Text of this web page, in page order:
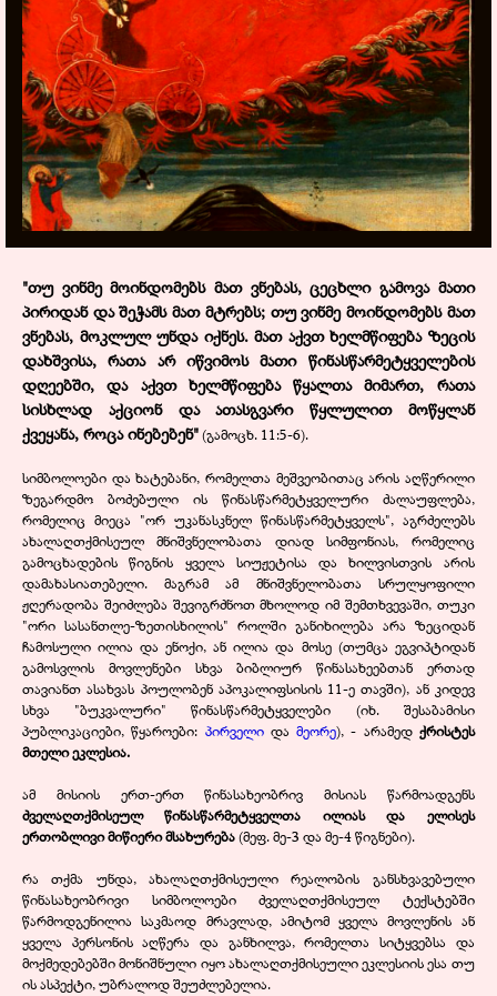
"თუ ვინმე მოინდომებს მათ ვნებას, ცეცხლი გამოვა მათი
პირიდან და შეჭამს მათ მტრებს; თუ ვინმე მოინდომებს მათ
ვნებას, მოკლულ უნდა იქნეს. მათ აქვთ ხელმწიფება ზეცის
დახშვისა, რათა არ იწვიმოს მათი წინასწარმეტყველების
დღეებში, და აქვთ ხელმწიფება წყალთა მიმართ, რათა
სისხლად აქციონ და ათასგვარი წყლულით მოწყლან
ქვეყანა, როცა ინებებენ"(გამოცხ. 11:5-6).
სიმბოლოები და ხატებანი, რომელთა მეშვეობითაც არის აღწერილი
ზეგარდმო ბოძებული ის წინასწარმეტყველური ძალაუფლება,
რომელიც მიეცა "ორ უკანასკნელ წინასწარმეტყველს", აგრძელებს
ახალაღთქმისეულ მნიშვნელობათა დიად სიმფონიას, რომელიც
გამოცხადების წიგნის ყველა სიუჟეტისა და ხილვისთვის არის
დამახასიათებელი. მაგრამ ამ მნიშვნელობათა სრულყოფილი
ჟღერადობა შეიძლება შევიგრძნოთ მხოლოდ იმ შემთხვევაში, თუკი
"ორი სასანთლე-ზეთისხილის" როლში განიხილება არა ზეციდან
ჩამოსული ილია და ენოქი, ან ილია და მოსე (თუმცა ეგვიპტიდან
გამოსვლის მოვლენები სხვა ბიბლიურ წინასახეებთან ერთად
თავიანთ ასახვას პოულობენ აპოკალიფსისის 11-ე თავში), ან კიდევ
სხვა "ბუკვალური" წინასწარმეტყველები (იხ. შესაბამისი
პუბლიკაციები, წყაროები: პირველი და მეორე), - არამედ ქრისტეს
მთელი ეკლესია.
ამ მისიის ერთ-ერთ წინასახეობრივ მისიას წარმოადგენს
ძველაღთქმისეულ წინასწარმეტყველთა ილიას და ელისეს
ერთობლივი მიწიერი მსახურება(მეფ. მე-3 და მე-4 წიგნები).
რა თქმა უნდა, ახალაღთქმისეული რეალობის განსხვავებული
წინასახეობრივი სიმბოლოები ძველაღთქმისეულ ტექსტებში
წარმოდგენილია საკმაოდ მრავლად, ამიტომ ყველა მოვლენის ან
ყველა პერსონის აღწერა და განხილვა, რომელთა სიტყვებსა და
მოქმედებებში მონიშნული იყო ახალაღთქმისეული ეკლესიის ესა თუ
ის ასპექტი, უბრალოდ შეუძლებელია.